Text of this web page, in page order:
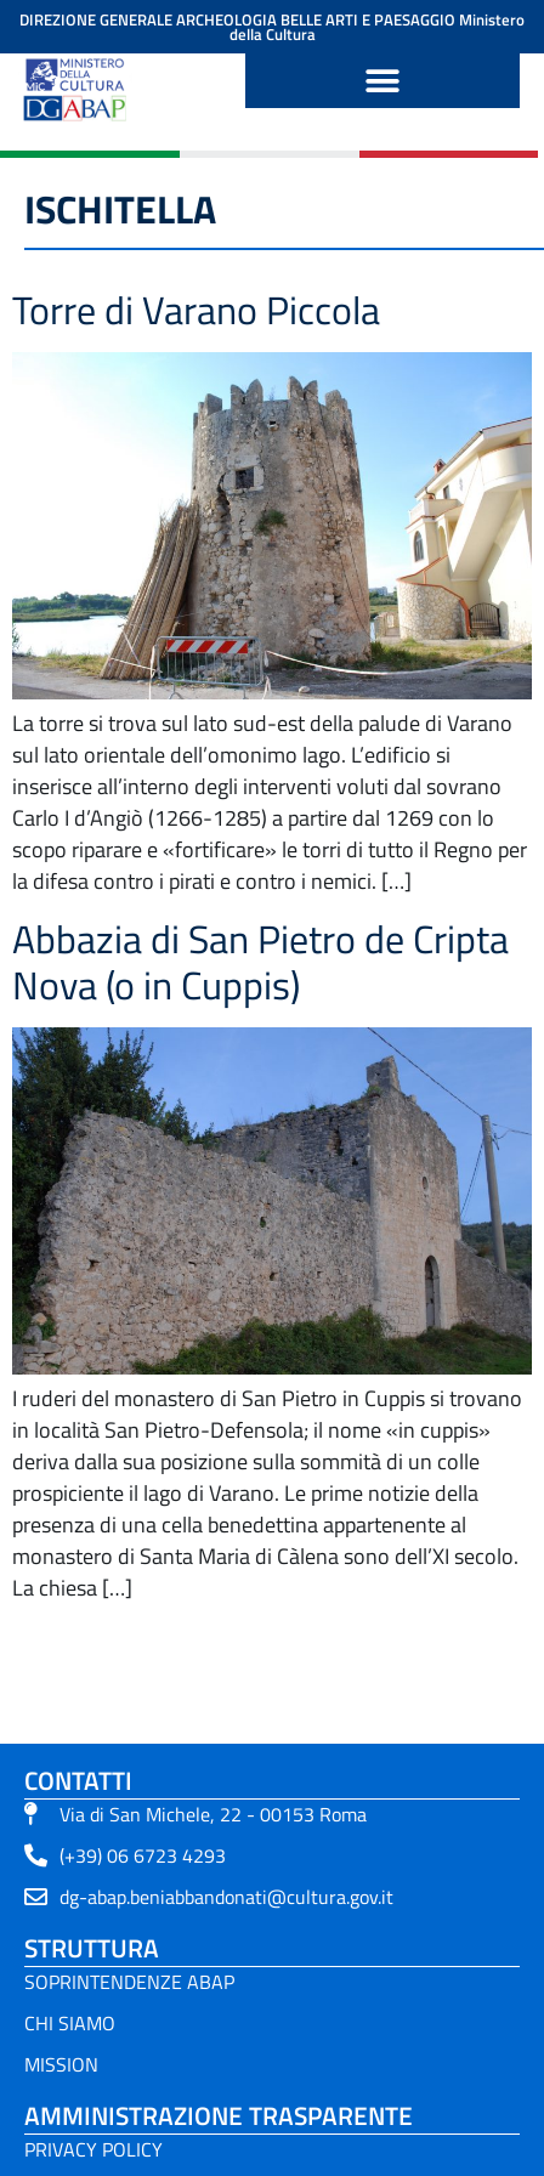
contenuto
DIREZIONE GENERALE ARCHEOLOGIA BELLE ARTI E PAESAGGIO Ministero
della Cultura
ISCHITELLA
Torre di Varano Piccola
La torre si trova sul lato sud-est della palude di Varano
sul lato orientale dell’omonimo lago. L’edificio si
inserisce all’interno degli interventi voluti dal sovrano
Carlo I d’Angiò (1266-1285) a partire dal 1269 con lo
scopo riparare e «fortificare» le torri di tutto il Regno per
la difesa contro i pirati e contro i nemici. […]
Abbazia di San Pietro de Cripta
Nova (o in Cuppis)
I ruderi del monastero di San Pietro in Cuppis si trovano
in località San Pietro-Defensola; il nome «in cuppis»
deriva dalla sua posizione sulla sommità di un colle
prospiciente il lago di Varano. Le prime notizie della
presenza di una cella benedettina appartenente al
monastero di Santa Maria di Càlena sono dell’XI secolo.
La chiesa […]
CONTATTI
Via di San Michele, 22 - 00153 Roma
(+39) 06 6723 4293
dg-abap.beniabbandonati@cultura.gov.it
STRUTTURA
SOPRINTENDENZE ABAP
CHI SIAMO
MISSION
AMMINISTRAZIONE TRASPARENTE
PRIVACY POLICY